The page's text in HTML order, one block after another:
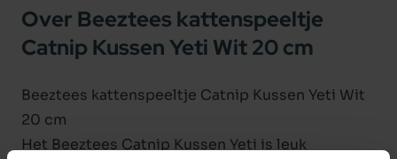
Over Beeztees kattenspeeltje
Catnip Kussen Yeti Wit 20 cm
Beeztees kattenspeeltje Catnip Kussen Yeti Wit
20 cm
Het Beeztees Catnip Kussen Yeti is leuk